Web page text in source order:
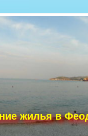
жилья в
Судак
море Крым